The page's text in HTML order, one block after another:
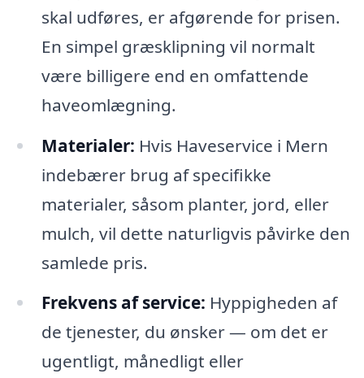
skal udføres, er afgørende for prisen.
En simpel græsklipning vil normalt
være billigere end en omfattende
haveomlægning.
Materialer: Hvis Haveservice i Mern
indebærer brug af specifikke
materialer, såsom planter, jord, eller
mulch, vil dette naturligvis påvirke den
samlede pris.
Frekvens af service: Hyppigheden af
de tjenester, du ønsker — om det er
ugentligt, månedligt eller